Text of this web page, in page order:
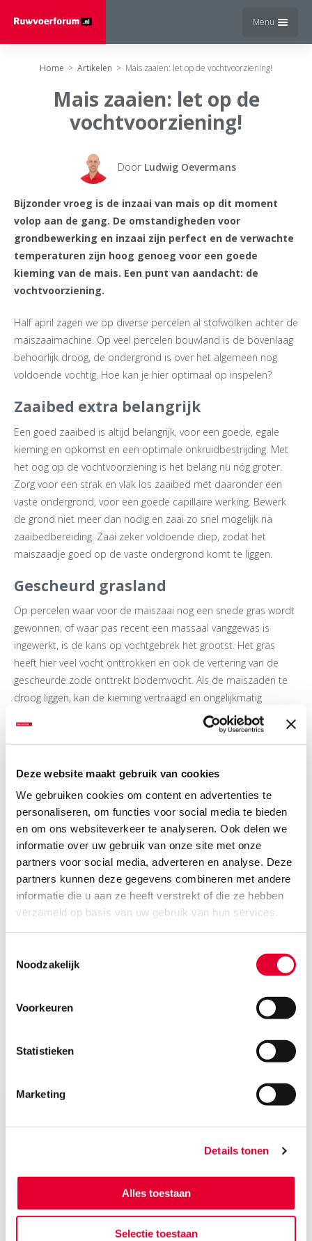
Deze website maakt gebruik van cookies
We gebruiken cookies om content en advertenties te
personaliseren, om functies voor social media te bieden
en om ons websiteverkeer te analyseren. Ook delen we
informatie over uw gebruik van onze site met onze
partners voor social media, adverteren en analyse. Deze
partners kunnen deze gegevens combineren met andere
informatie die u aan ze heeft verstrekt of die ze hebben
verzameld op basis van uw gebruik van hun services.
Noodzakelijk
Voorkeuren
Statistieken
Marketing
Details tonen
Alles toestaan
Selectie toestaan
Menu
Home > Artikelen > Mais zaaien: let op de vochtvoorziening!
Mais zaaien: let op de
vochtvoorziening!
Door Ludwig Oevermans
Bijzonder vroeg is de inzaai van mais op dit moment
volop aan de gang. De omstandigheden voor
grondbewerking en inzaai zijn perfect en de verwachte
temperaturen zijn hoog genoeg voor een goede
kieming van de mais. Een punt van aandacht: de
vochtvoorziening.
Half april zagen we op diverse percelen al stofwolken achter de
maiszaaimachine. Op veel percelen bouwland is de bovenlaag
behoorlijk droog, de ondergrond is over het algemeen nog
voldoende vochtig. Hoe kan je hier optimaal op inspelen?
Zaaibed extra belangrijk
Een goed zaaibed is altijd belangrijk, voor een goede, egale
kieming en opkomst en een optimale onkruidbestrijding. Met
het oog op de vochtvoorziening is het belang nu nóg groter.
Zorg voor een strak en vlak los zaaibed met daaronder een
vaste ondergrond, voor een goede capillaire werking. Bewerk
de grond niet meer dan nodig en zaai zo snel mogelijk na
zaaibedbereiding. Zaai zeker voldoende diep, zodat het
maiszaadje goed op de vaste ondergrond komt te liggen.
Gescheurd grasland
Op percelen waar voor de maiszaai nog een snede gras wordt
gewonnen, of waar pas recent een massaal vanggewas is
ingewerkt, is de kans op vochtgebrek het grootst. Het gras
heeft hier veel vocht onttrokken en ook de vertering van de
gescheurde zode onttrekt bodemvocht. Als de maiszaden te
droog liggen, kan de kieming vertraagd en ongelijkmatig
Meer artikelen over dit onderwerp